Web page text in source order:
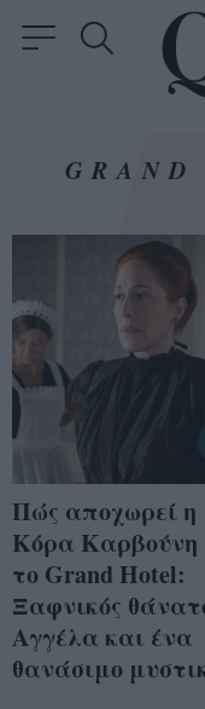
Πώς αποχωρεί η
Κόρα Καρβούνη
το Grand Hotel:
Ξαφνικός
Αγγέλα και ένα
θανάσιμο